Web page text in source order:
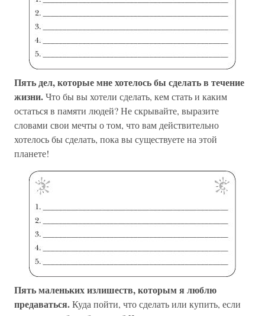
Пять дел, которые мне хотелось бы сделать в течение
жизни.Что бы вы хотели сделать, кем стать и каким
остаться в памяти людей? Не скрывайте, выразите
словами свои мечты о том, что вам действительно
хотелось бы сделать, пока вы существуете на этой
планете!
Пять маленьких излишеств, которым я люблю
предаваться.Куда пойти, что сделать или купить, если